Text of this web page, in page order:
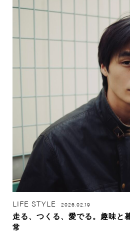
LIFE STYLE 2026.02.19
走る、つくる、愛でる。趣味と
常